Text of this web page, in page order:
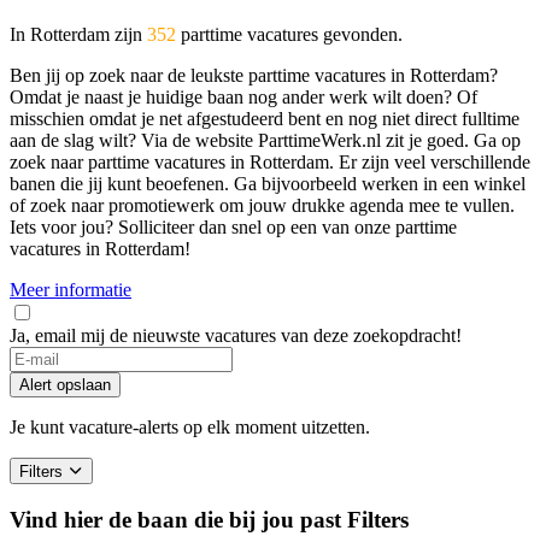
In Rotterdam zijn 352 parttime vacatures gevonden.
Ben jij op zoek naar de leukste parttime vacatures in Rotterdam?
Omdat je naast je huidige baan nog ander werk wilt doen? Of
misschien omdat je net afgestudeerd bent en nog niet direct fulltime
aan de slag wilt? Via de website ParttimeWerk.nl zit je goed. Ga op
zoek naar parttime vacatures in Rotterdam. Er zijn veel verschillende
banen die jij kunt beoefenen. Ga bijvoorbeeld werken in een winkel
of zoek naar promotiewerk om jouw drukke agenda mee te vullen.
Iets voor jou? Solliciteer dan snel op een van onze parttime
vacatures in Rotterdam!
Meer informatie
Ja, email mij de nieuwste vacatures van deze zoekopdracht!
If
you
are
a
ignore
this
field
Alert opslaan
Je kunt vacature-alerts op elk moment uitzetten.
Filters
Vind hier de baan die bij jou past Filters